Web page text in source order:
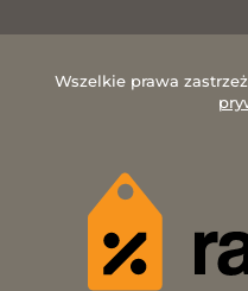
Wszelkie prawa